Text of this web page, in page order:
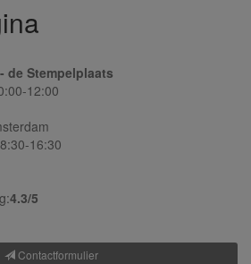
de Stempelplaats
12:00
16:30
4.3/5
Contactformulier